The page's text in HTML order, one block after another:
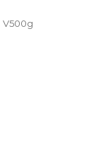
V500g